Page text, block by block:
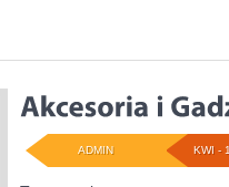
KWI -
ADMIN